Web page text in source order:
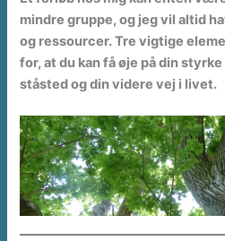
mindre gruppe, og jeg vil altid
og ressourcer. Tre vigtige
for, at du kan få øje på din
ståsted og din videre vej i livet.